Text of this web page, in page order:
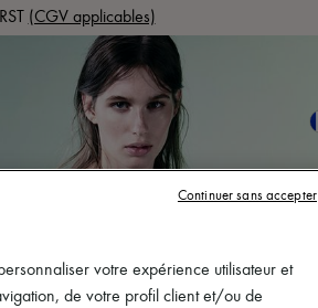
(CGV applicables)
votre expérience utilisateur et
de votre profil client et/ou de
Continuer sans accepter